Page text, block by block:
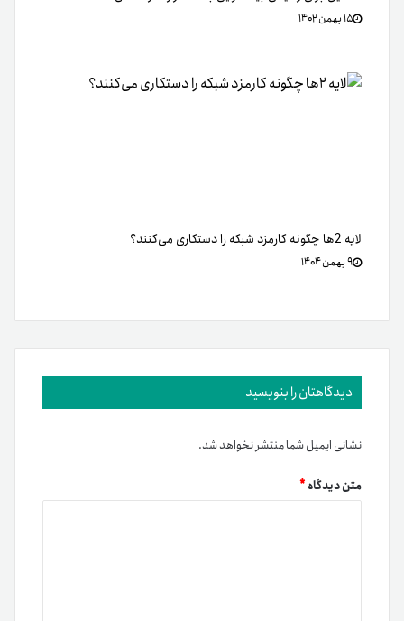
۱۵ بهمن ۱۴۰۲
لایه 2ها چگونه کارمزد شبکه را دستکاری می‌کنند؟
۹ بهمن ۱۴۰۴
دیدگاهتان را بنویسید
نشانی ایمیل شما منتشر نخواهد شد.
متن دیدگاه*